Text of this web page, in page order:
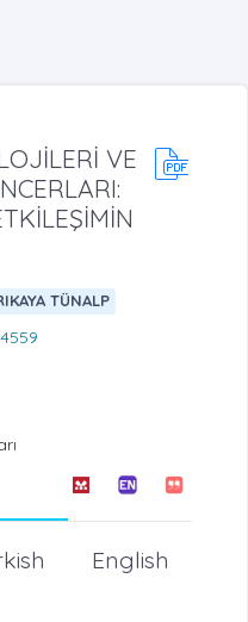
VE
TÜNALP
English